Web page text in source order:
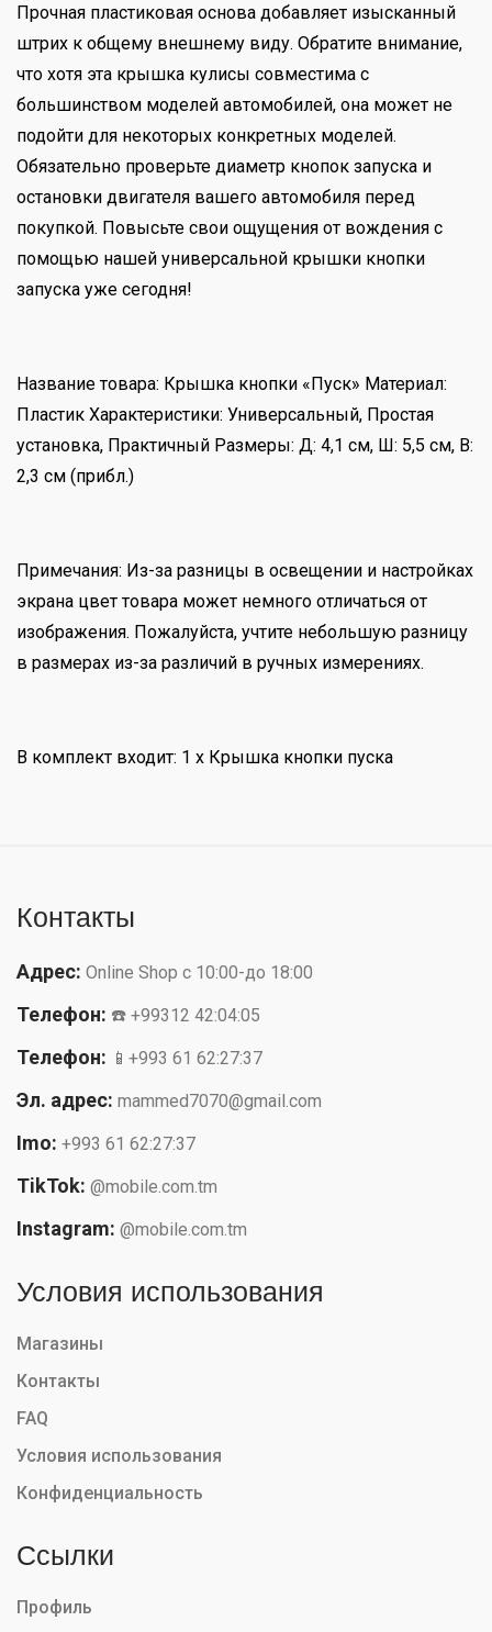
Прочная пластиковая основа добавляет изысканный
штрих к общему внешнему виду. Обратите внимание,
что хотя эта крышка кулисы совместима с
большинством моделей автомобилей, она может не
подойти для некоторых конкретных моделей.
Обязательно проверьте диаметр кнопок запуска и
остановки двигателя вашего автомобиля перед
покупкой. Повысьте свои ощущения от вождения с
помощью нашей универсальной крышки кнопки
запуска уже сегодня!
Название товара: Крышка кнопки «Пуск» Материал:
Пластик Характеристики: Универсальный, Простая
установка, Практичный Размеры: Д: 4,1 см, Ш: 5,5 см, В:
2,3 см (прибл.)
Примечания: Из-за разницы в освещении и настройках
экрана цвет товара может немного отличаться от
изображения. Пожалуйста, учтите небольшую разницу
в размерах из-за различий в ручных измерениях.
В комплект входит: 1 х Крышка кнопки пуска
Контакты
Адрес: Online Shop с 10:00-до 18:00
Телефон: ☎️ +99312 42:04:05
Телефон: 📱+993 61 62:27:37
Эл. адрес: mammed7070@gmail.com
Imo: +993 61 62:27:37
TikTok: @mobile.com.tm
Instagram: @mobile.com.tm
Условия использования
Магазины
Контакты
FAQ
Условия использования
Конфиденциальность
Ссылки
Профиль